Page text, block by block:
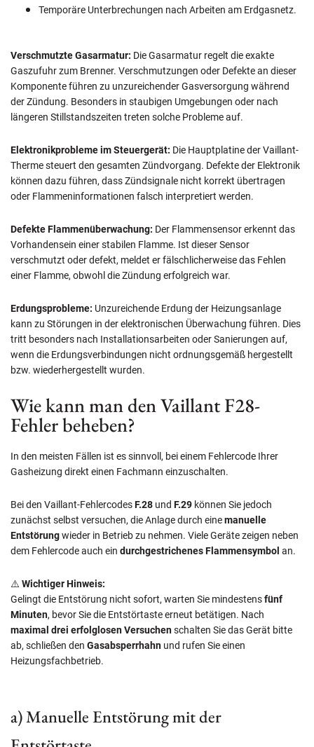
Temporäre Unterbrechungen nach Arbeiten am Erdgasnetz.
Verschmutzte Gasarmatur: Die Gasarmatur regelt die exakte
Gaszufuhr zum Brenner. Verschmutzungen oder Defekte an dieser
Komponente führen zu unzureichender Gasversorgung während
der Zündung. Besonders in staubigen Umgebungen oder nach
längeren Stillstandszeiten treten solche Probleme auf.
Elektronikprobleme im Steuergerät: Die Hauptplatine der Vaillant-
Therme steuert den gesamten Zündvorgang. Defekte der Elektronik
können dazu führen, dass Zündsignale nicht korrekt übertragen
oder Flammeninformationen falsch interpretiert werden.
Defekte Flammenüberwachung: Der Flammensensor erkennt das
Vorhandensein einer stabilen Flamme. Ist dieser Sensor
verschmutzt oder defekt, meldet er fälschlicherweise das Fehlen
einer Flamme, obwohl die Zündung erfolgreich war.
Erdungsprobleme: Unzureichende Erdung der Heizungsanlage
kann zu Störungen in der elektronischen Überwachung führen. Dies
tritt besonders nach Installationsarbeiten oder Sanierungen auf,
wenn die Erdungsverbindungen nicht ordnungsgemäß hergestellt
bzw. wiederhergestellt wurden.
Wie kann man den Vaillant F28-
Fehler beheben?
In den meisten Fällen ist es sinnvoll, bei einem Fehlercode Ihrer
Gasheizung direkt einen Fachmann einzuschalten.
Bei den Vaillant-FehlercodesF.28 und F.29 können Sie jedoch
zunächst selbst versuchen, die Anlage durch einemanuelle
Entstörungwieder in Betrieb zu nehmen. Viele Geräte zeigen neben
dem Fehlercode auch ein durchgestrichenes Flammensymbol an.
⚠️ Wichtiger Hinweis:
Gelingt die Entstörung nicht sofort, warten Sie mindestensfünf
Minuten, bevor Sie die Entstörtaste erneut betätigen. Nach
maximal drei erfolglosen Versuchenschalten Sie das Gerät bitte
ab, schließen den Gasabsperrhahn und rufen Sie einen
Heizungsfachbetrieb.
a) Manuelle Entstörung mit der